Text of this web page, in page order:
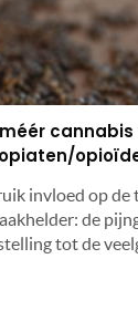
invloed op de
de
tot de